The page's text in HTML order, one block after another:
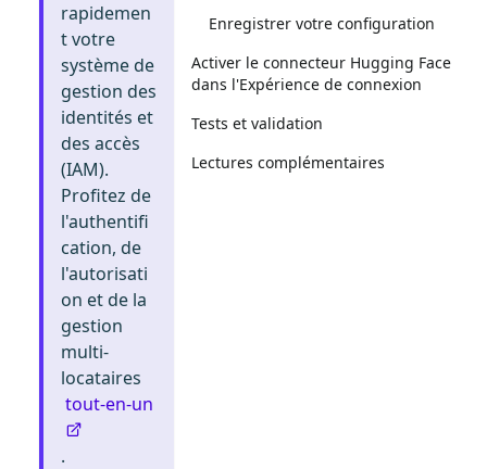
rapidemen
t votre
système de
gestion des
identités et
des accès
(IAM).
Profitez de
l'authentifi
cation, de
l'autorisati
on et de la
gestion
multi-
locataires
tout-en-un
.
Enregistrer votre configuration
Activer le connecteur Hugging Face
dans l'Expérience de connexion
Tests et validation
Lectures complémentaires